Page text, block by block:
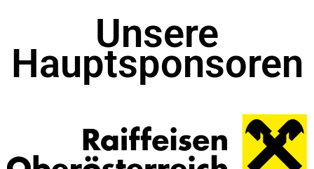
Unsere
Hauptsponsoren